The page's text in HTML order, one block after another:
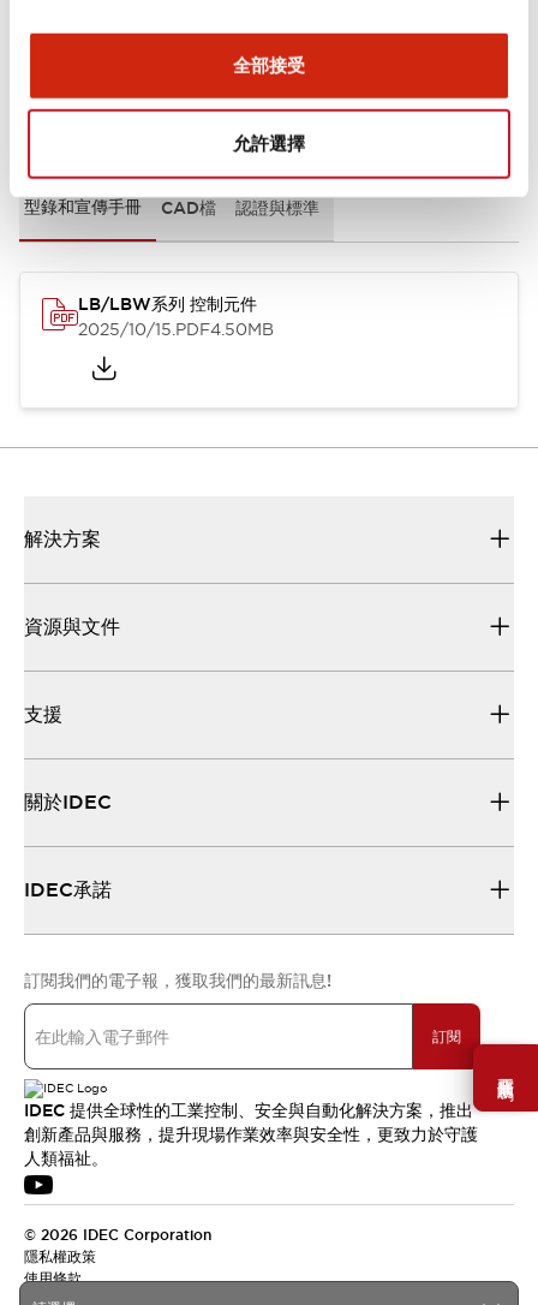
全部接受
允許選擇
需要幫助嗎？
文件和檔案
型錄和宣傳手冊 CAD檔 認證與標準
LB/LBW系列 控制元件
2025/10/15.PDF4.50MB
解決方案
資源與文件
支援
關於IDEC
IDEC承諾
訂閱我們的電子報，獲取我們的最新訊息!
訂閱
IDEC 提供全球性的工業控制、安全與自動化解決方案，推出
創新產品與服務，提升現場作業效率與安全性，更致力於守護
人類福祉。
© 2026 IDEC Corporation
隱私權政策
使用條款